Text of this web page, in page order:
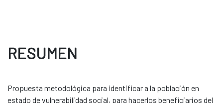
RESUMEN
Propuesta metodológica para identificar a la población en
estado de vulnerabilidad social, para hacerlos beneficiarios del